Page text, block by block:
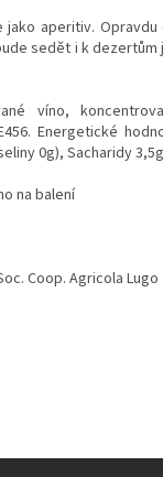
jako aperitiv.
sedět i k
víno,
Energetické
0g), Sacharidy
na balení
Coop. Agricola Lugo